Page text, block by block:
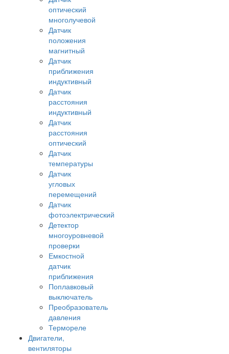
оптический
многолучевой
Датчик
положения
магнитный
Датчик
приближения
индуктивный
Датчик
расстояния
индуктивный
Датчик
расстояния
оптический
Датчик
температуры
Датчик
угловых
перемещений
Датчик
фотоэлектрический
Детектор
многоуровневой
проверки
Емкостной
датчик
приближения
Поплавковый
выключатель
Преобразователь
давления
Термореле
Двигатели,
вентиляторы